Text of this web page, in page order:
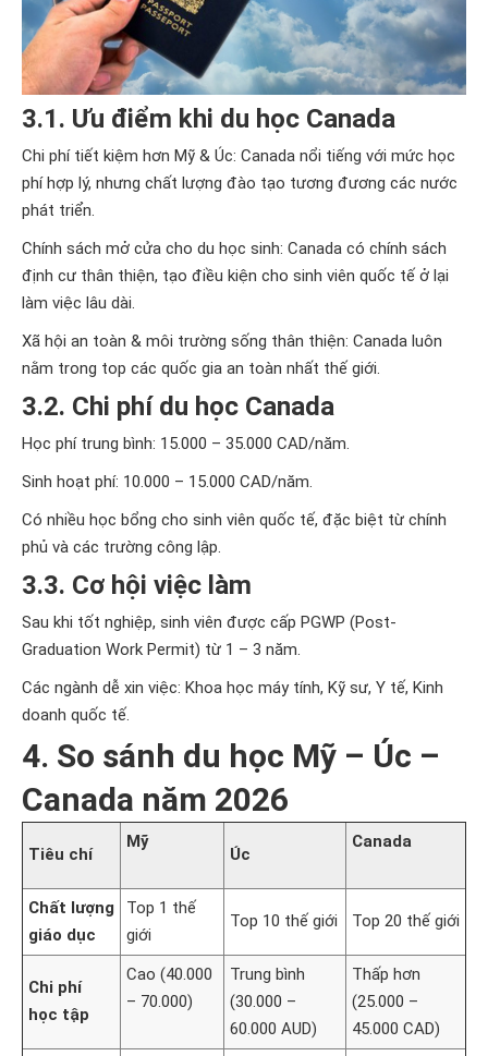
3.1. Ưu điểm khi du học Canada
Chi phí tiết kiệm hơn Mỹ & Úc: Canada nổi tiếng với mức học
phí hợp lý, nhưng chất lượng đào tạo tương đương các nước
phát triển.
Chính sách mở cửa cho du học sinh: Canada có chính sách
định cư thân thiện, tạo điều kiện cho sinh viên quốc tế ở lại
làm việc lâu dài.
Xã hội an toàn & môi trường sống thân thiện: Canada luôn
nằm trong top các quốc gia an toàn nhất thế giới.
3.2. Chi phí du học Canada
Học phí trung bình: 15.000 – 35.000 CAD/năm.
Sinh hoạt phí: 10.000 – 15.000 CAD/năm.
Có nhiều học bổng cho sinh viên quốc tế, đặc biệt từ chính
phủ và các trường công lập.
3.3. Cơ hội việc làm
Sau khi tốt nghiệp, sinh viên được cấp PGWP (Post-
Graduation Work Permit) từ 1 – 3 năm.
Các ngành dễ xin việc: Khoa học máy tính, Kỹ sư, Y tế, Kinh
doanh quốc tế.
4. So sánh du học Mỹ – Úc –
Canada năm 2026
Tiêu chí
Mỹ
Úc
Canada
Chất lượng
giáo dục
Top 1 thế
giới
Top 10 thế giới Top 20 thế giới
Chi phí
học tập
Cao (40.000
– 70.000)
Trung bình
(30.000 –
60.000 AUD)
Thấp hơn
(25.000 –
45.000 CAD)